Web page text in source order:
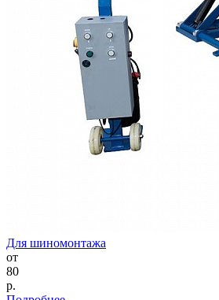
Для шиномонтажа
от
80
р.